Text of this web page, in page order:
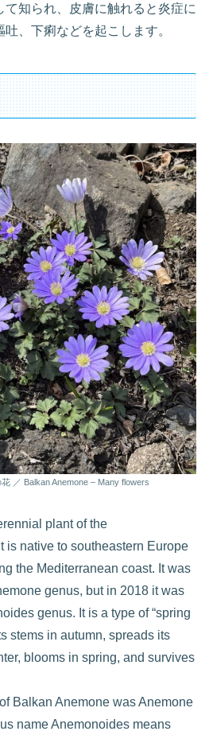
て知られ、皮膚に触れると炎症に
、下痢などを起こします。
／ Balkan Anemone – Many flowers
plant of the
is native to southeastern Europe
the Mediterranean coast. It was
genus, but in 2018 it was
genus. It is a type of “spring
stems in autumn, spreads its
blooms in spring, and survives
Balkan Anemone was Anemone
name Anemonoides means